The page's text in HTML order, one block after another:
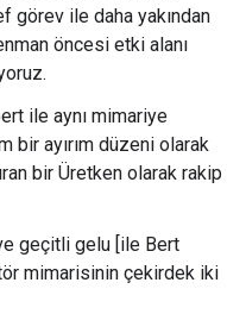
görev ile daha yakından
öncesi etki alanı
ile aynı mimariye
bir ayırım düzeni olarak
bir Üretken olarak rakip
geçitli gelu [ile Bert
mimarisinin çekirdek iki